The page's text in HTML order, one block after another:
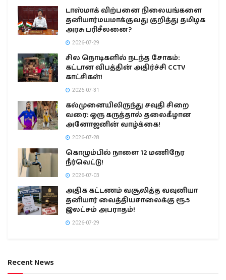
டாஸ்மாக் விற்பனை நிலையங்களை
தனியார்மயமாக்குவது குறித்து தமிழக
அரசு பரிசீலனை?
2026-07-29
சில நொடிகளில் நடந்த சோகம்:
கட்டான விபத்தின் அதிர்ச்சி CCTV
காட்சிகள்!
2026-07-31
கல்முனையிலிருந்து சவுதி சிறை
வரை: ஒரு கருத்தால் தலைகீழான
அனோஜனின் வாழ்க்கை!
2026-07-28
கொழும்பில் நாளை 12 மணிநேர
நீர்வெட்டு!
2026-07-03
அதிக கட்டணம் வசூலித்த வவுனியா
தனியார் வைத்தியசாலைக்கு ரூ.5
இலட்சம் அபராதம்!
2026-07-29
Recent News